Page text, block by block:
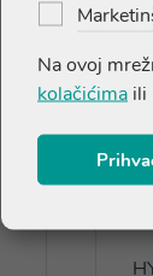
Na ovoj
kolačićima ili